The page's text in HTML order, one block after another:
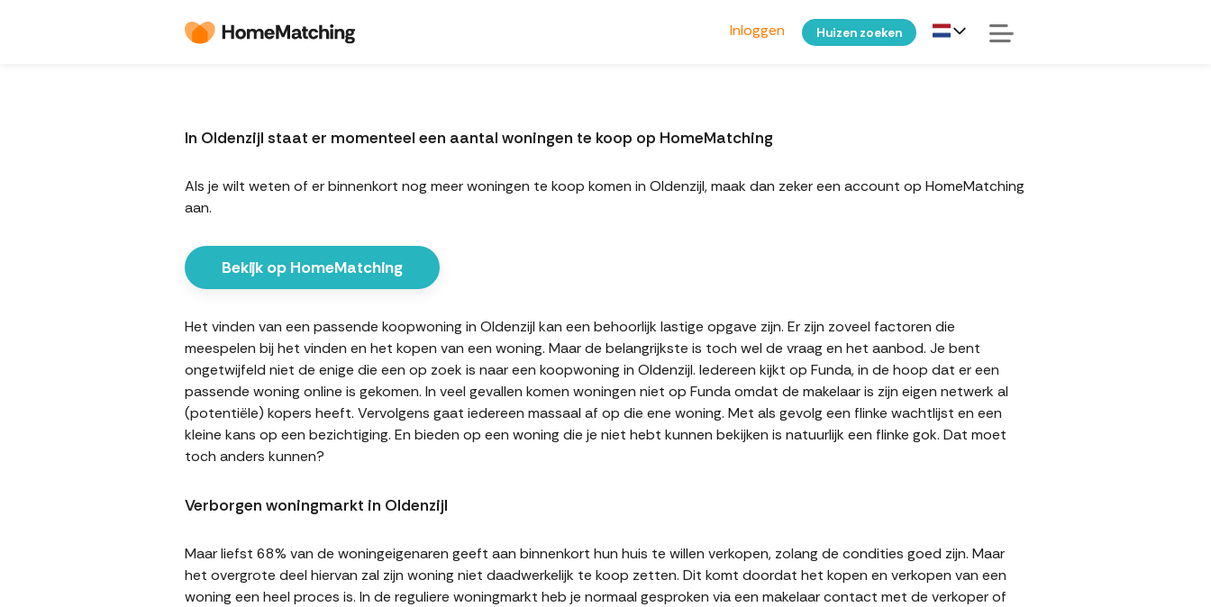
Inloggen Huizen zoeken
In Oldenzijl staat er momenteel een aantal woningen te koop op HomeMatching
Als je wilt weten of er binnenkort nog meer woningen te koop komen in Oldenzijl, maak dan zeker een account op HomeMatching
aan.
Bekijk op HomeMatching
Het vinden van een passende koopwoning in Oldenzijl kan een behoorlijk lastige opgave zijn. Er zijn zoveel factoren die
meespelen bij het vinden en het kopen van een woning. Maar de belangrijkste is toch wel de vraag en het aanbod. Je bent
ongetwijfeld niet de enige die een op zoek is naar een koopwoning in Oldenzijl. Iedereen kijkt op Funda, in de hoop dat er een
passende woning online is gekomen. In veel gevallen komen woningen niet op Funda omdat de makelaar is zijn eigen netwerk al
(potentiële) kopers heeft. Vervolgens gaat iedereen massaal af op die ene woning. Met als gevolg een flinke wachtlijst en een
kleine kans op een bezichtiging. En bieden op een woning die je niet hebt kunnen bekijken is natuurlijk een flinke gok. Dat moet
toch anders kunnen?
Verborgen woningmarkt in Oldenzijl
Maar liefst 68% van de woningeigenaren geeft aan binnenkort hun huis te willen verkopen, zolang de condities goed zijn. Maar
het overgrote deel hiervan zal zijn woning niet daadwerkelijk te koop zetten. Dit komt doordat het kopen en verkopen van een
woning een heel proces is. In de reguliere woningmarkt heb je normaal gesproken via een makelaar contact met de verkoper of